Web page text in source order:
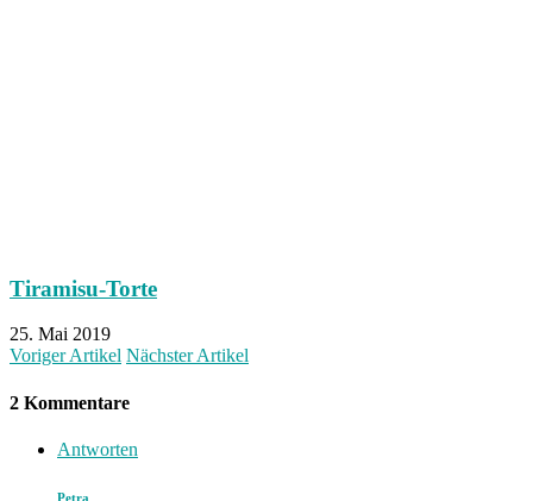
Tiramisu-Torte
25. Mai 2019
Voriger Artikel Nächster Artikel
2 Kommentare
Antworten
Petra